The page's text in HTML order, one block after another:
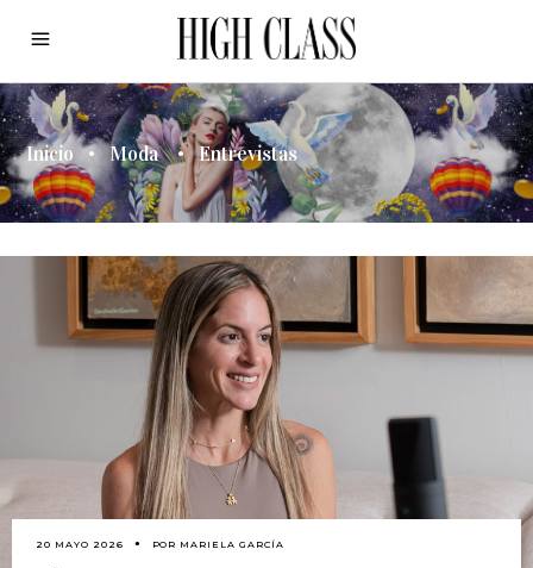
Inicio • Moda • Entrevistas
20 MAYO 2026 POR MARIELA GARCÍA